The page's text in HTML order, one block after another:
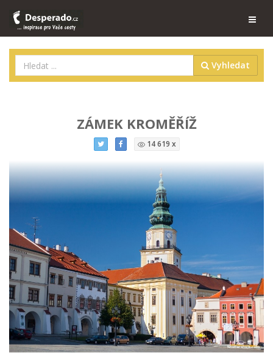
Vyhledat
ZÁMEK KROMĚŘÍŽ
14 619 x